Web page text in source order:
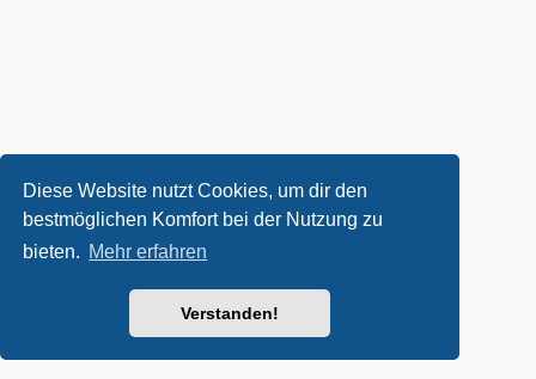
Diese Website nutzt Cookies, um dir den
bestmöglichen Komfort bei der Nutzung zu
bieten. Mehr erfahren
Verstanden!